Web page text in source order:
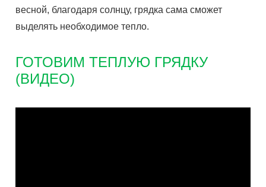
весной, благодаря солнцу, грядка сама сможет
выделять необходимое тепло.
ГОТОВИМ ТЕПЛУЮ ГРЯДКУ
(ВИДЕО)